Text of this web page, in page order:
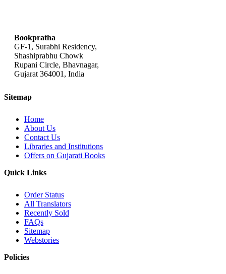
Bookpratha
GF-1, Surabhi Residency,
Shashiprabhu Chowk
Rupani Circle, Bhavnagar,
Gujarat 364001, India
Sitemap
Home
About Us
Contact Us
Libraries and Institutions
Offers on Gujarati Books
Quick Links
Order Status
All Translators
Recently Sold
FAQs
Sitemap
Webstories
Policies